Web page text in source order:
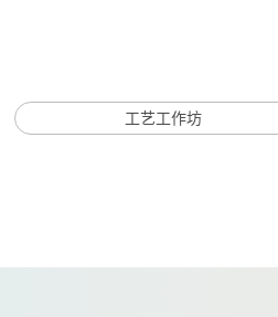
工艺工作坊